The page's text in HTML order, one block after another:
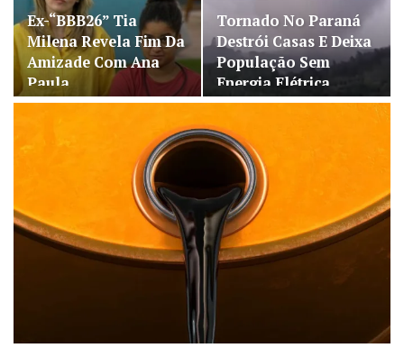
Ex-“BBB26” Tia
Milena Revela Fim Da
Amizade Com Ana
Paula…
Tornado No Paraná
Destrói Casas E Deixa
População Sem
Energia Elétrica